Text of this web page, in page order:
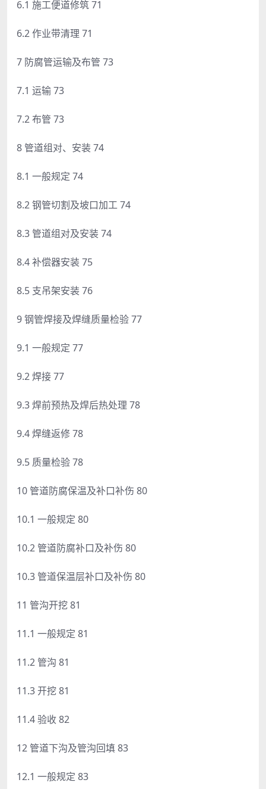
6.1 施工便道修筑 71
6.2 作业带清理 71
7 防腐管运输及布管 73
7.1 运输 73
7.2 布管 73
8 管道组对、安装 74
8.1 一般规定 74
8.2 钢管切割及坡口加工 74
8.3 管道组对及安装 74
8.4 补偿器安装 75
8.5 支吊架安装 76
9 钢管焊接及焊缝质量检验 77
9.1 一般规定 77
9.2 焊接 77
9.3 焊前预热及焊后热处理 78
9.4 焊缝返修 78
9.5 质量检验 78
10 管道防腐保温及补口补伤 80
10.1 一般规定 80
10.2 管道防腐补口及补伤 80
10.3 管道保温层补口及补伤 80
11 管沟开挖 81
11.1 一般规定 81
11.2 管沟 81
11.3 开挖 81
11.4 验收 82
12 管道下沟及管沟回填 83
12.1 一般规定 83